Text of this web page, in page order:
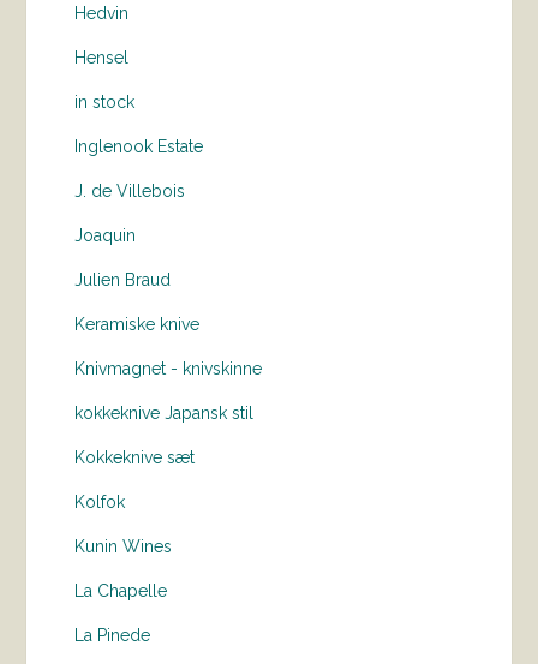
Hedvin
Hensel
in stock
Inglenook Estate
J. de Villebois
Joaquin
Julien Braud
Keramiske knive
Knivmagnet - knivskinne
kokkeknive Japansk stil
Kokkeknive sæt
Kolfok
Kunin Wines
La Chapelle
La Pinede